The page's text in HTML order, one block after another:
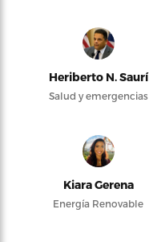
Heriberto N. Saurí
Salud y emergencias
Kiara Gerena
Energía Renovable